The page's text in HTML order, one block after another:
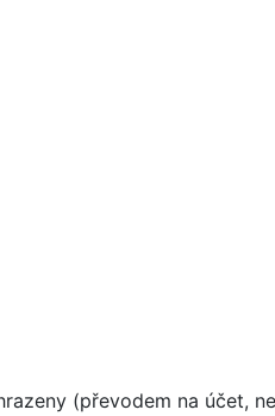
(převodem na účet,